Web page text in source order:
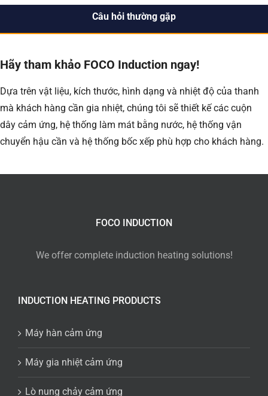
Câu hỏi thường gặp
Hãy tham khảo FOCO Induction ngay!
Dựa trên vật liệu, kích thước, hình dạng và nhiệt độ của thanh
mà khách hàng cần gia nhiệt, chúng tôi sẽ thiết kế các cuộn
dây cảm ứng, hệ thống làm mát bằng nước, hệ thống vận
chuyển hậu cần và hệ thống bốc xếp phù hợp cho khách hàng.
FOCO INDUCTION
We offer complete induction heating solutions!
INDUCTION HEATING PRODUCTS
Máy hàn cảm ứng
Máy gia nhiệt cảm ứng
Lò nung chảy cảm ứng